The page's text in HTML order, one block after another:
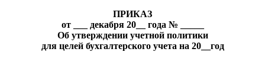
ПРИКАЗ
от ___ декабря 20__ года № _____
Об утверждении учетной политики
для целей бухгалтерского учета на 20__год